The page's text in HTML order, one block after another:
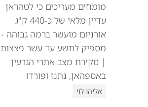
מומחים מעריכים כי לטהראן
עדיין מלאי של כ-440 ק"ג
אורניום מועשר ברמה גבוהה -
מספיק לתשע עד עשר פצצות
| סקירת מצב אתרי הגרעין
באספהאן, נתנז ופורדו
אליהו לוי